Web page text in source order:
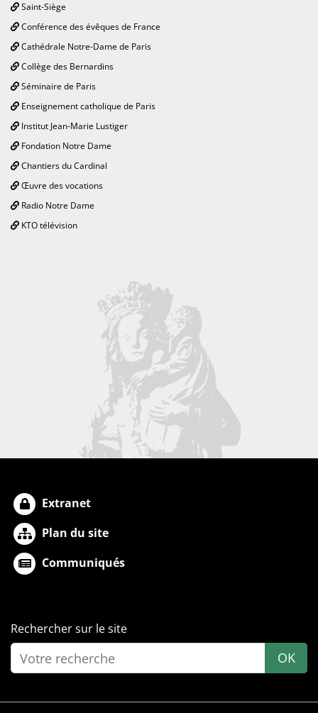
Saint-Siège
Conférence des évêques de France
Cathédrale Notre-Dame de Paris
Collège des Bernardins
Séminaire de Paris
Enseignement catholique de Paris
Institut Jean-Marie Lustiger
Fondation Notre Dame
Chantiers du Cardinal
Œuvre des vocations
Radio Notre Dame
KTO télévision
Extranet
Plan du site
Communiqués
Rechercher sur le site
OK